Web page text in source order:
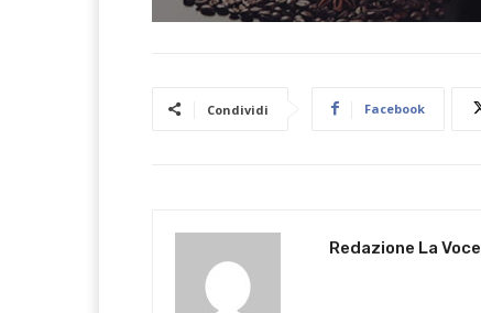
Condividi Facebook
Redazione La Voce